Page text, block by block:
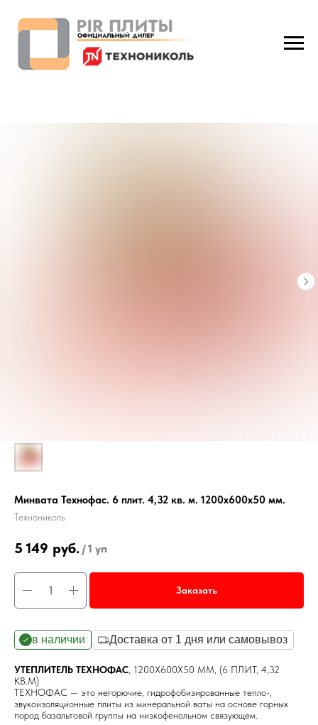
Минвата Технофас. 6 плит. 4,32 кв. м. 1200х600х50 мм.
Технониколь
5 149 руб. /1 уп
Заказать
в наличии Доставка от 1 дня или самовывоз
УТЕПЛИТЕЛЬ ТЕХНОФАС , 1200Х600Х50 ММ, (6 ПЛИТ, 4,32
КВ.М)
ТЕХНОФАС — это негорючие, гидрофобизированные тепло-,
звукоизоляционные плиты из минеральной ваты на основе горных
пород базальтовой группы на низкофенольном связующем.